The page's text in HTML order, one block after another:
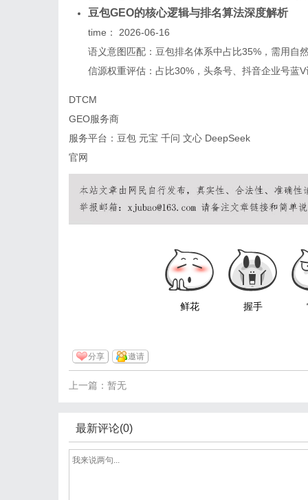
豆包GEO的核心逻辑与排名算法深度解析
time：
2026-06-16
语义意图匹配：豆包排名体系中占比35%，需用自
信源权重评估：占比30%，头条号、抖音企业号蓝
DTCM
GEO服务商
服务平台：豆包 元宝 千问 文心 DeepSeek
官网
鲜花 握手
分享 邀请
上一篇：暂无
最新评论(0)